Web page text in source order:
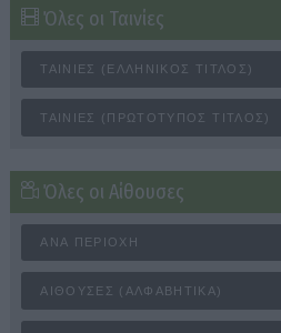
Όλες οι Ταινίες
ΤΑΙΝΊΕΣ (ΕΛΛΗΝΙΚΌΣ ΤΊΤΛΟΣ)
ΤΑΙΝΊΕΣ (ΠΡΩΤΌΤΥΠΟΣ ΤΊΤΛΟΣ)
Όλες οι Αίθουσες
ΑΝΆ ΠΕΡΙΟΧΉ
ΑΊΘΟΥΣΕΣ (ΑΛΦΑΒΗΤΙΚΆ)